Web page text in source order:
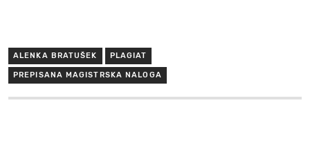
ALENKA BRATUŠEK PLAGIAT
PREPISANA MAGISTRSKA NALOGA